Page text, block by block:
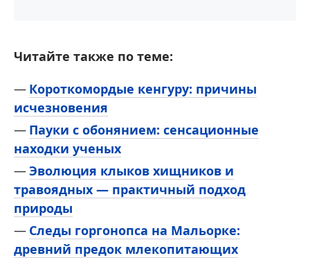
Читайте также по теме:
Короткомордые кенгуру: причины
исчезновения
Пауки с обонянием: сенсационные
находки ученых
Эволюция клыков хищников и
травоядных — практичный подход
природы
Следы горгонопса на Мальорке:
древний предок млекопитающих